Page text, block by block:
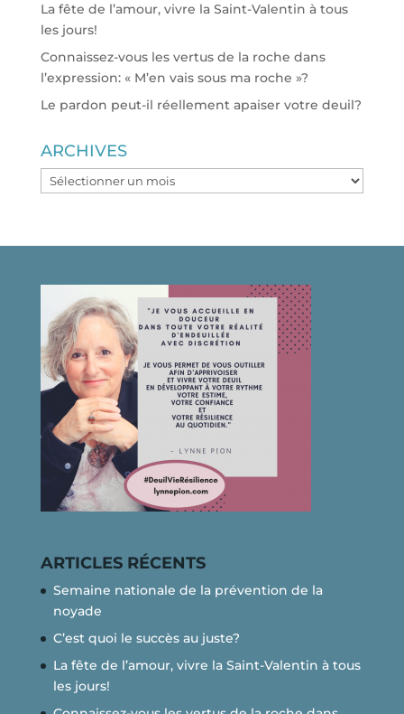
La fête de l’amour, vivre la Saint-Valentin à tous
les jours!
Connaissez-vous les vertus de la roche dans
l’expression: « M’en vais sous ma roche »?
Le pardon peut-il réellement apaiser votre deuil?
ARCHIVES
ARCHIVES
ARTICLES RÉCENTS
Semaine nationale de la prévention de la
noyade
C’est quoi le succès au juste?
La fête de l’amour, vivre la Saint-Valentin à tous
les jours!